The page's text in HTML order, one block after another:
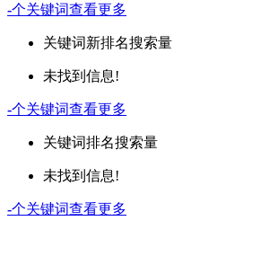
-个关键词查看更多
关键词新排名搜索量
未找到信息!
-个关键词查看更多
关键词排名搜索量
未找到信息!
-个关键词查看更多